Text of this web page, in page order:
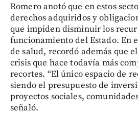
Romero anotó que en estos
derechos adquiridos y
que impiden disminuir los
funcionamiento del Estado. En
de salud, recordó además que
crisis que hace todavía más
recortes. “El único espacio de
siendo el presupuesto de
proyectos sociales,
señaló.